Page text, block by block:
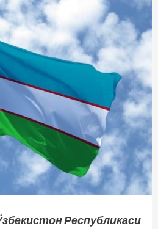
Республикаси